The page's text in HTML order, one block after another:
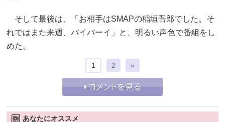
そして最後は、「お相手はSMAPの稲垣吾郎でした。そ
れではまた来週、バイバーイ」と、明るい声色で番組をし
めた。
1 2 »
あなたにオススメ